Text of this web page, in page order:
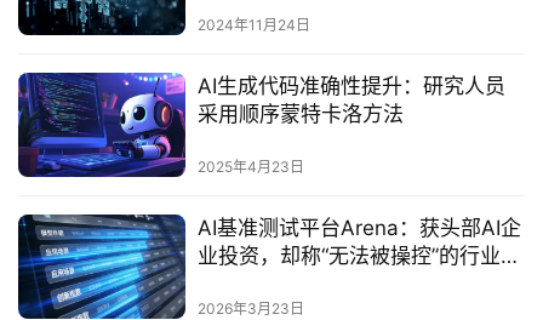
2024年11月24日
AI生成代码准确性提升：研究人员
采用顺序蒙特卡洛方法
2025年4月23日
AI基准测试平台Arena：获头部AI企
业投资，却称“无法被操控”的行业标
2026年3月23日